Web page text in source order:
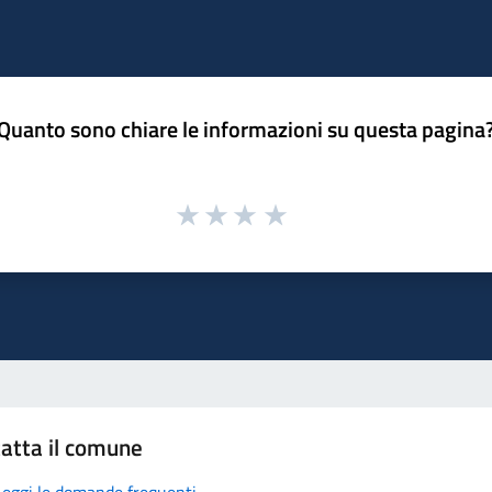
sono chiare le informazioni su questa
il comune